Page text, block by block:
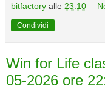
bitfactory alle 23:10
Condividi
Win for Life
05-2026 ore